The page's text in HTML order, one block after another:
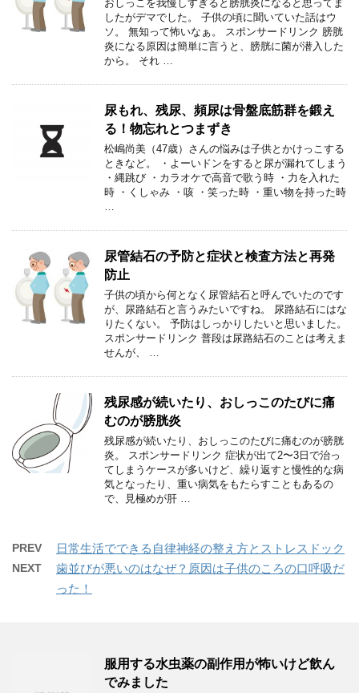
おしっこを我慢しすぎると膀胱炎になると思ってま
したがデマでした。 子供の頃に聞いていた話はウ
ソ。 無知って怖いなぁ。 スポンサードリンク 膀胱
炎になる原因は簡単に言うと、膀胱に菌が潜入した
から。 それ …
尿もれ、残尿、頻尿は骨盤底筋群を鍛え
る！物忘れとつまずき
松嶋尚美（47歳）さんの悩みは子供とかけっこする
ときなど。 ・よーいドンをすると尿が漏れてしまう
・縄跳び ・カラオケで高音で歌う時 ・力を入れた
時 ・くしゃみ ・咳 ・笑った時 ・重い物を持った時
尿管結石の予防と症状と検査方法と再発
防止
子供の頃から何となく尿管結石と呼んでいたのです
が、尿路結石と言うみたいですね。 尿路結石にはな
りたくない。 予防はしっかりしたいと思いました。
スポンサードリンク 普段は尿路結石のことは考えま
せんが、 …
残尿感が続いたり、おしっこのたびに痛
むのが膀胱炎
残尿感が続いたり、おしっこのたびに痛むのが膀胱
炎。 スポンサードリンク 症状が出て2〜3日で治っ
てしまうケースが多いけど、繰り返すと慢性的な病
気となったり、重い病気をもたらすこともあるの
で、見極めが肝 …
PREV 日常生活でできる自律神経の整え方とストレスドック
NEXT
歯並びが悪いのはなぜ？原因は子供のころの口呼吸だ
った！
服用する水虫薬の副作用が怖いけど飲ん
でみました